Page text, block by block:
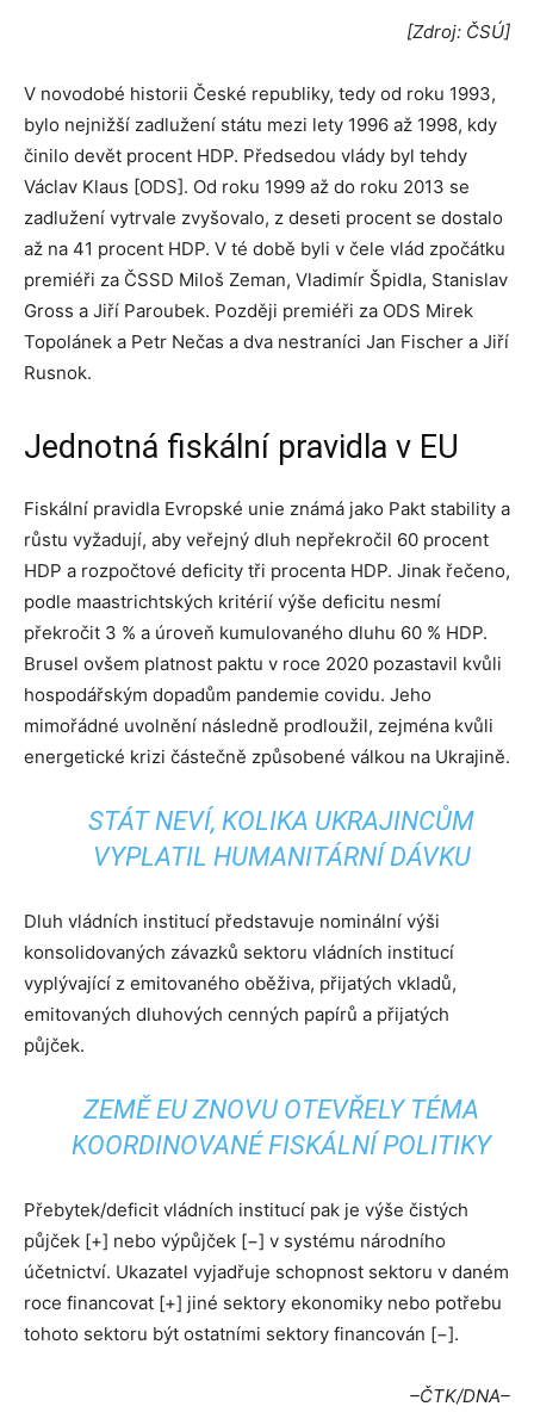
[Zdroj: ČSÚ]
V novodobé historii České republiky, tedy od roku 1993,
bylo nejnižší zadlužení státu mezi lety 1996 až 1998, kdy
činilo devět procent HDP. Předsedou vlády byl tehdy
Václav Klaus [ODS]. Od roku 1999 až do roku 2013 se
zadlužení vytrvale zvyšovalo, z deseti procent se dostalo
až na 41 procent HDP. V té době byli v čele vlád zpočátku
premiéři za ČSSD Miloš Zeman, Vladimír Špidla, Stanislav
Gross a Jiří Paroubek. Později premiéři za ODS Mirek
Topolánek a Petr Nečas a dva nestraníci Jan Fischer a Jiří
Rusnok.
Jednotná fiskální pravidla v EU
Fiskální pravidla Evropské unie známá jako Pakt stability a
růstu vyžadují, aby veřejný dluh nepřekročil 60 procent
HDP a rozpočtové deficity tři procenta HDP. Jinak řečeno,
podle maastrichtských kritérií výše deficitu nesmí
překročit 3 % a úroveň kumulovaného dluhu 60 % HDP.
Brusel ovšem platnost paktu v roce 2020 pozastavil kvůli
hospodářským dopadům pandemie covidu. Jeho
mimořádné uvolnění následně prodloužil, zejména kvůli
energetické krizi částečně způsobené válkou na Ukrajině.
STÁT NEVÍ, KOLIKA UKRAJINCŮM
VYPLATIL HUMANITÁRNÍ DÁVKU
Dluh vládních institucí představuje nominální výši
konsolidovaných závazků sektoru vládních institucí
vyplývající z emitovaného oběživa, přijatých vkladů,
emitovaných dluhových cenných papírů a přijatých
půjček.
ZEMĚ EU ZNOVU OTEVŘELY TÉMA
KOORDINOVANÉ FISKÁLNÍ POLITIKY
Přebytek/deficit vládních institucí pak je výše čistých
půjček [+] nebo výpůjček [−] v systému národního
účetnictví. Ukazatel vyjadřuje schopnost sektoru v daném
roce financovat [+] jiné sektory ekonomiky nebo potřebu
tohoto sektoru být ostatními sektory financován [−].
–ČTK/DNA–